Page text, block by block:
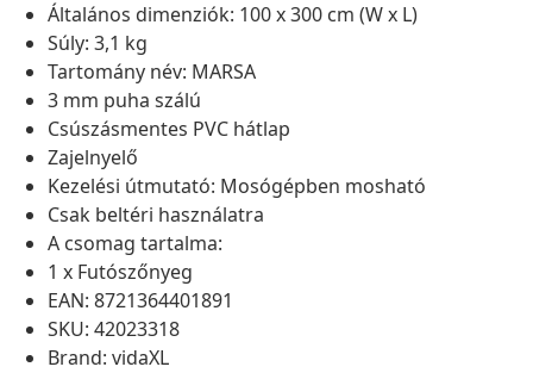
Általános dimenziók: 100 x 300 cm (W x L)
Súly: 3,1 kg
Tartomány név: MARSA
3 mm puha szálú
Csúszásmentes PVC hátlap
Zajelnyelő
Kezelési útmutató: Mosógépben mosható
Csak beltéri használatra
A csomag tartalma:
1 x Futószőnyeg
EAN: 8721364401891
SKU: 42023318
Brand: vidaXL